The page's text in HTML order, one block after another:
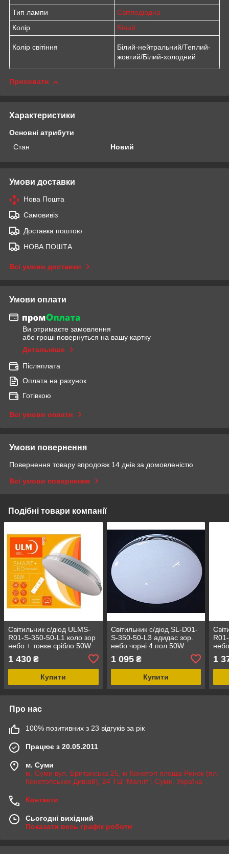
Тип лампи
Світлодіодна
Колір
Білий
Колір світіння
Білий-нейтральний/Теплий-
жовтий/Білий-холодний
Приховати
Характеристики
Основні атрибути
Стан
Новий
Умови доставки
Нова Пошта
Самовивіз
Доставка поштою
НОВА ПОШТА
Всі умови доставки
Умови оплати
Ви отримаєте замовлення
або гроші повернуться на вашу картку
Детальніше
Післяплата
Оплата на рахунок
Готівкою
Всі умови оплати
Умови повернення
Повернення товару впродовж 14 днів за домовленістю
Всі умови повернення
Подібні товари компанії
Світильник с/діод ULMS-
R01-S-350-50-L1 коло зор
небо + тонке срібло 50W
1 430 ₴
Купити
Світильник с/діод SL-D01-
S-350-50-L3 адидас зор.
небо чорні 4 пол 50W
1 095₴
Купити
1
Про нас
100% позитивних з 23 відгуків за рік
Працює з 20.05.2011
м. Суми
м. Суми вул. Британська 25, м Конотоп площа Ринок (пл.
Конотопських Дивізій), 24 ТЦ "Магніт", Суми, Україна
Контакти
Сьогодні вихідний
Показати весь графік роботи